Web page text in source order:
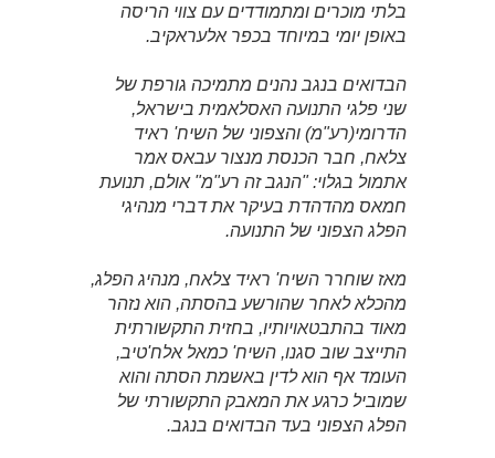
בלתי מוכרים ומתמודדים עם צווי הריסה
באופן יומי במיוחד בכפר אלעראקיב.
הבדואים בנגב נהנים מתמיכה גורפת של
שני פלגי התנועה האסלאמית בישראל,
הדרומי(רע"מ) והצפוני של השיח' ראיד
צלאח, חבר הכנסת מנצור עבאס אמר
אתמול בגלוי: "הנגב זה רע"מ" אולם, תנועת
חמאס מהדהדת בעיקר את דברי מנהיגי
הפלג הצפוני של התנועה.
מאז שוחרר השיח' ראיד צלאח, מנהיג הפלג,
מהכלא לאחר שהורשע בהסתה, הוא נזהר
מאוד בהתבטאויותיו, בחזית התקשורתית
התייצב שוב סגנו, השיח' כמאל אלח'טיב,
העומד אף הוא לדין באשמת הסתה והוא
שמוביל כרגע את המאבק התקשורתי של
הפלג הצפוני בעד הבדואים בנגב.